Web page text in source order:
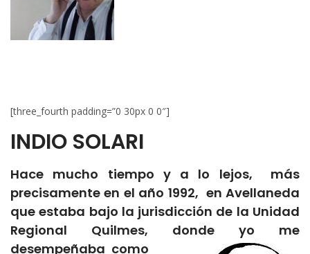
[three_fourth padding=”0 30px 0 0″]
INDIO SOLARI
Hace mucho tiempo y a lo lejos, más
precisamente en el año 1992, en Avellaneda
que estaba bajo la jurisdicción de la Unidad
Regional Quilmes, donde yo me
desempeñaba como